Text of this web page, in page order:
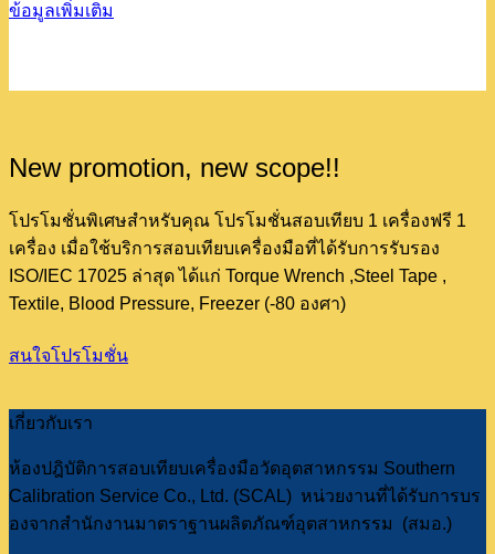
ข้อมูลเพิ่มเติม
New promotion, new scope!!
โปรโมชั่นพิเศษสำหรับคุณ โปรโมชั่นสอบเทียบ 1 เครื่องฟรี 1
เครื่อง เมื่อใช้บริการสอบเทียบเครื่องมือที่ได้รับการรับรอง
ISO/IEC 17025 ล่าสุด ได้แก่ Torque Wrench ,Steel Tape ,
Textile, Blood Pressure, Freezer (-80 องศา)
สนใจโปรโมชั่น
เกี่ยวกับเรา
ห้องปฎิบัติการสอบเทียบเครื่องมือวัดอุตสาหกรรม Southern
Calibration Service Co., Ltd. (SCAL) หน่วยงานที่ได้รับการบร
องจากสำนักงานมาตราฐานผลิตภัณฑ์อุตสาหกรรม (สมอ.)